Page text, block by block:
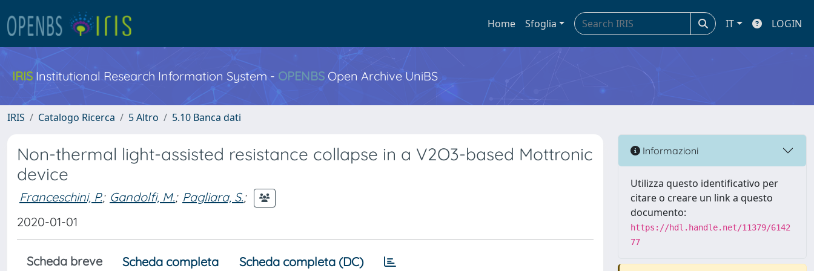
Home Sfoglia IT LOGIN
IRIS Institutional Research Information System - OPENBS Open Archive UniBS
IRIS Catalogo Ricerca 5 Altro 5.10 Banca dati
Non-thermal light-assisted resistance collapse in a V2O3-based Mottronic
device
Franceschini, P.; Gandolfi, M.; Pagliara, S.;
2020-01-01
Scheda breve Scheda completa Scheda completa (DC)
Informazioni
Utilizza questo identificativo per
citare o creare un link a questo
documento:
https://hdl.handle.net/11379/6142
77